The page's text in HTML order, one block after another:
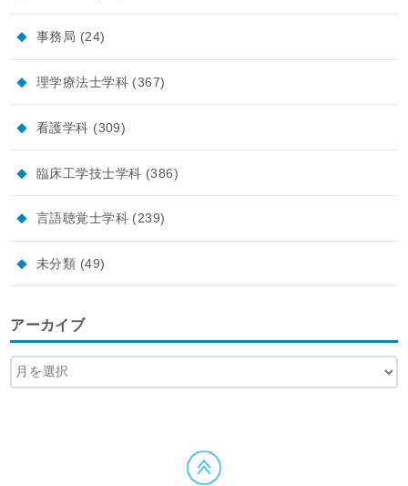
事務局 (24)
理学療法士学科 (367)
看護学科 (309)
臨床工学技士学科 (386)
言語聴覚士学科 (239)
未分類 (49)
アーカイブ